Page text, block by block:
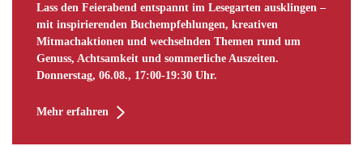
Lass den Feierabend entspannt im Lesegarten ausklingen –
mit inspirierenden Buchempfehlungen, kreativen
Mitmachaktionen und wechselnden Themen rund um
Genuss, Achtsamkeit und sommerliche Auszeiten.
Donnerstag, 06.08., 17:00-19:30 Uhr.
Mehr erfahren